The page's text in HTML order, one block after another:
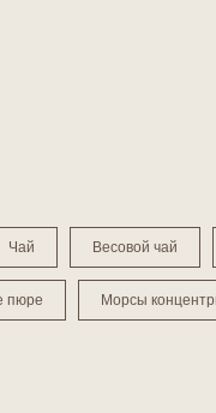
Чай Весовой чай
пюре Морсы